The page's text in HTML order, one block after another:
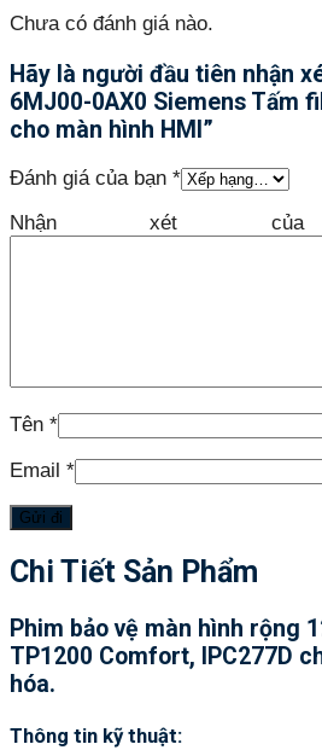
Chưa có đánh giá nào.
Hãy là người đầu tiên nhận
6MJ00-0AX0 Siemens Tấm
cho màn hình HMI”
Đánh giá của bạn *
Nhận xét
Tên *
Email *
Chi Tiết Sản Phẩm
Phim bảo vệ màn hình rộng
TP1200 Comfort, IPC277D
hóa.
Thông tin kỹ thuật: